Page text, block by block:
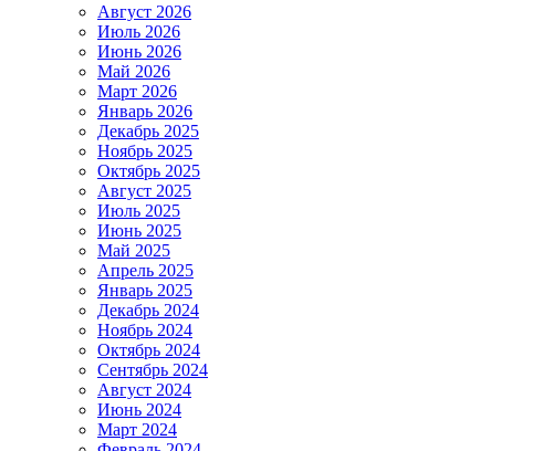
Август 2026
Июль 2026
Июнь 2026
Май 2026
Март 2026
Январь 2026
Декабрь 2025
Ноябрь 2025
Октябрь 2025
Август 2025
Июль 2025
Июнь 2025
Май 2025
Апрель 2025
Январь 2025
Декабрь 2024
Ноябрь 2024
Октябрь 2024
Сентябрь 2024
Август 2024
Июнь 2024
Март 2024